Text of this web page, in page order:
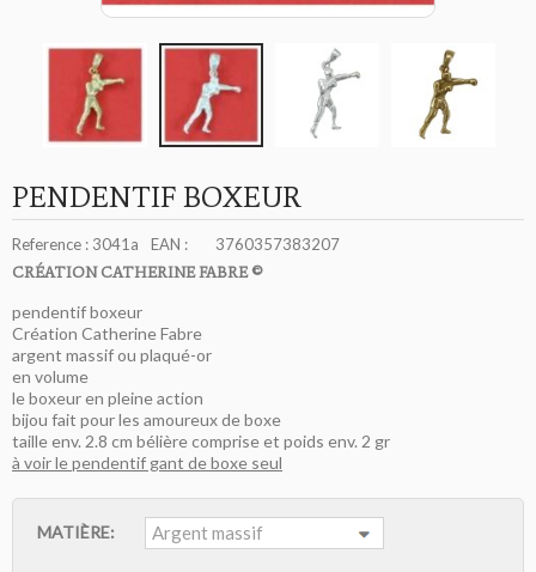
PENDENTIF BOXEUR
Reference : 3041a EAN : 3760357383207
CRÉATION CATHERINE FABRE ©
pendentif boxeur
Création Catherine Fabre
argent massif ou plaqué-or
en volume
le boxeur en pleine action
bijou fait pour les amoureux de boxe
taille env. 2.8 cm bélière comprise et poids env. 2 gr
à voir le pendentif gant de boxe seul
MATIÈRE: